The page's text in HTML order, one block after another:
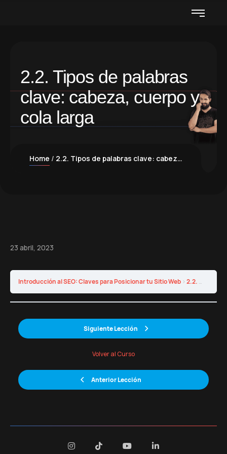
2.2. Tipos de palabras
clave: cabeza, cuerpo y
cola larga
Home 2.2. Tipos de palabras clave: cabeza, cuerpo y cola larga
23 abril, 2023
Introducción al SEO: Claves para Posicionar tu Sitio Web 2.2. Tipos de palabras clave: cabeza, cuerpo y cola larga
Anterior Lección
Volver al Curso
Siguiente Lección